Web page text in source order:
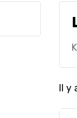
Il y